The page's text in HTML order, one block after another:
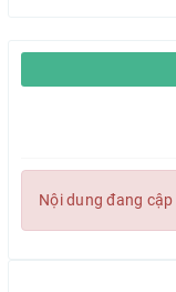
Nội dung đang